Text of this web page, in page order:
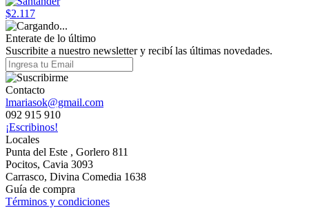
$2.117
Enterate de lo último
Suscribite a nuestro newsletter y recibí las últimas novedades.
Contacto
lmariasok@gmail.com
092 915 910
¡Escribinos!
Locales
Punta del Este , Gorlero 811
Pocitos, Cavia 3093
Carrasco, Divina Comedia 1638
Guía de compra
Términos y condiciones